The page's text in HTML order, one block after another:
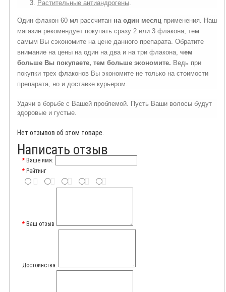
Растительные антиандрогены
Один флакон 60 мл рассчитан на один месяц применения. Наш
магазин рекомендует покупать сразу 2 или 3 флакона, тем
самым Вы сэкономите на цене данного препарата. Обратите
внимание на цены на один на два и на три флакона, чем
больше Вы покупаете, тем больше экономите. Ведь при
покупки трех флаконов Вы экономите не только на стоимости
препарата, но и доставке курьером.
Удачи в борьбе с Вашей проблемой. Пусть Ваши волосы будут
здоровые и густые.
Нет отзывов об этом товаре.
Написать отзыв
Ваше имя:
Рейтинг
Ваш отзыв
Достоинства: